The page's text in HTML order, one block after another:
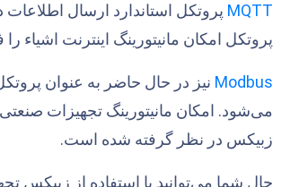
MQTT
پروتکل امکان مانیتورینگ اینترنت اشیاء
Modbus نیز در حال حاضر به عنوان
زبیکس در نظر گرفته شده است.
حال شما می‌توانید با استفاده از زبیکس